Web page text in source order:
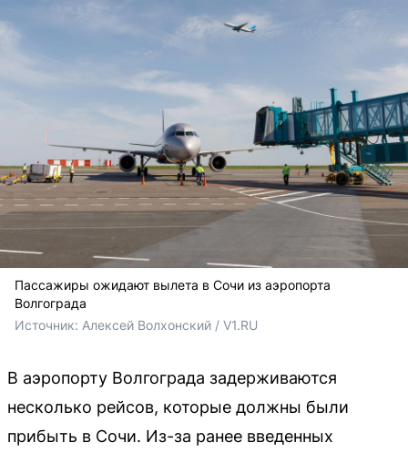
Пассажиры ожидают вылета в Сочи из аэропорта
Волгограда
Источник: Алексей Волхонский / V1.RU
В аэропорту Волгограда задерживаются
несколько рейсов, которые должны были
прибыть в Сочи. Из-за ранее введенных